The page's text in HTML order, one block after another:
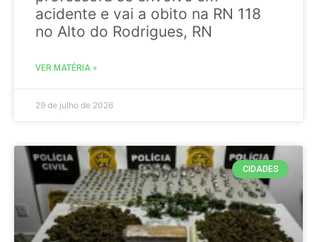
acidente e vai a obito na RN 118
no Alto do Rodrigues, RN
VER MATÉRIA »
29 de julho de 2026
CIDADES